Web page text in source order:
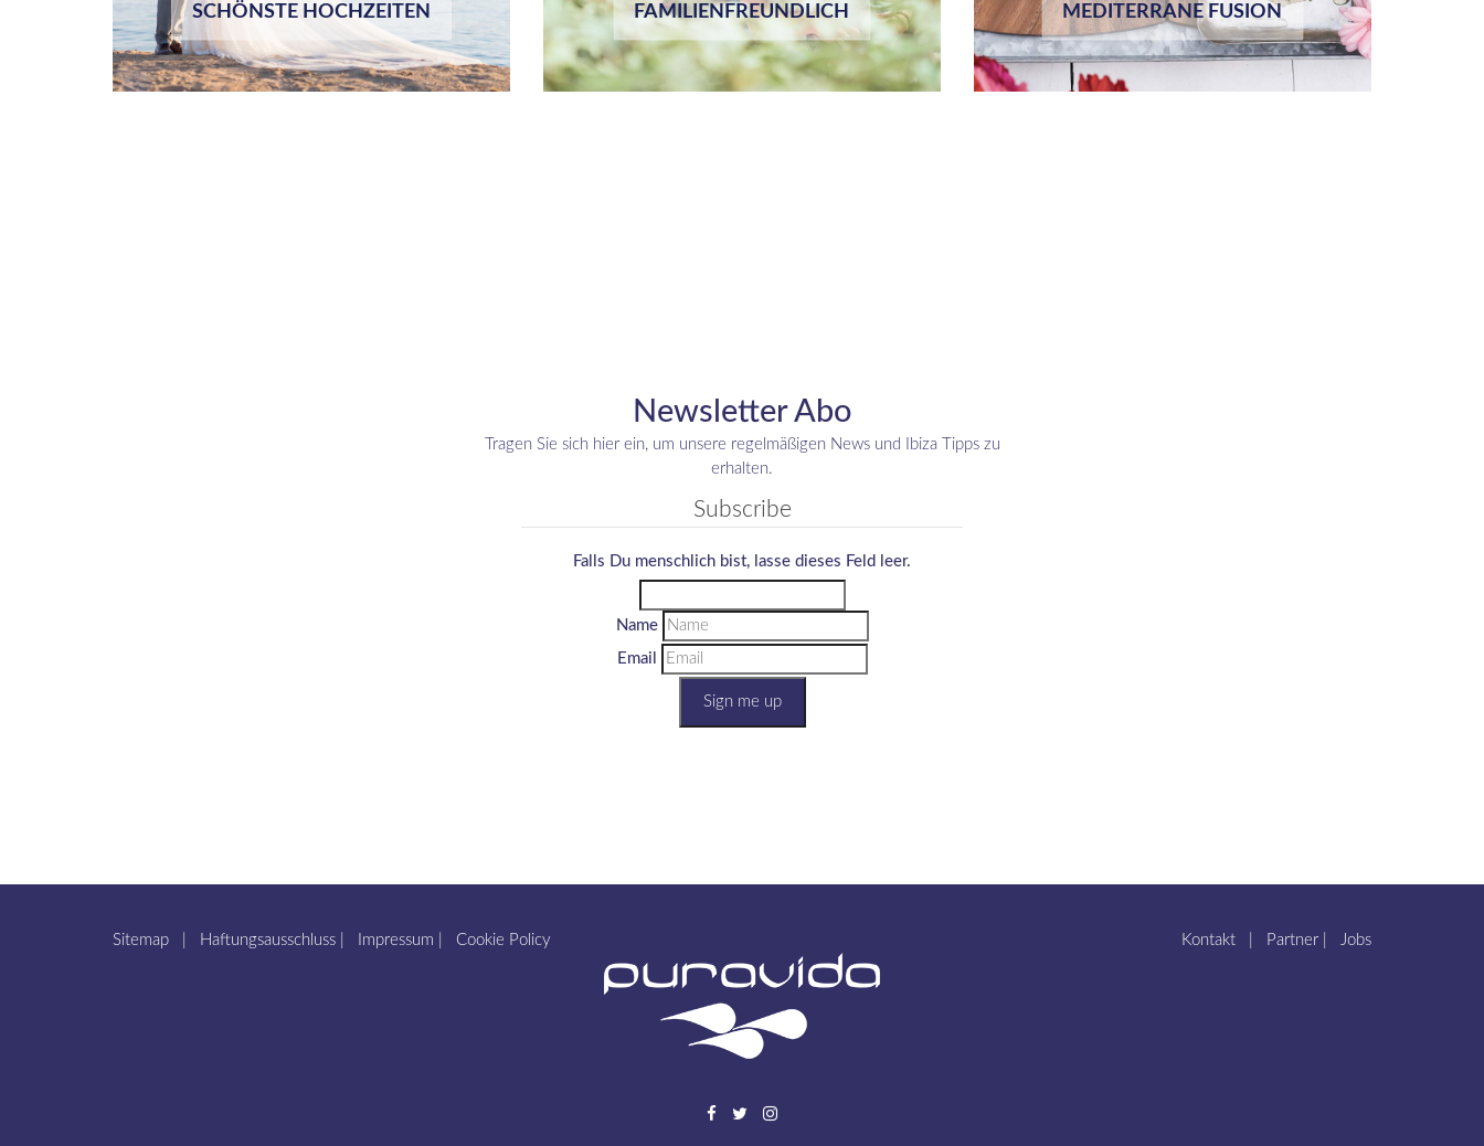
SCHÖNSTE HOCHZEITEN FAMILIENFREUNDLICH MEDITERRANE FUSION
Newsletter Abo
Tragen Sie sich hier ein, um unsere regelmäßigen News und Ibiza Tipps zu
erhalten.
Subscribe
Falls Du menschlich bist, lasse dieses Feld leer.
Name
Email
Sign me up
Sitemap Haftungsausschluss Impressum Cookie Policy Kontakt Partner Jobs